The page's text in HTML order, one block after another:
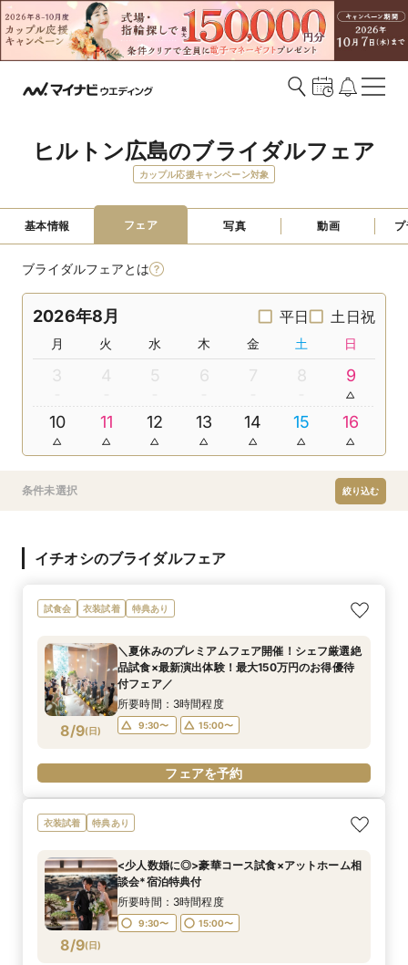
ヒルトン広島のブライダルフェア
カップル応援キャンペーン対象
基本情報 フェア 写真 動画
ブライダルフェアとは
2026年8月 平日 土日祝
月 火 水 木 金 土 日
3 4 5 6 7 8 9
10 11 12 13 14 15 16
条件未選択 絞り込む
イチオシのブライダルフェア
試食会 衣装試着 特典あり
8/9(日)
＼夏休みのプレミアムフェア開催！シェフ厳選絶
品試食×最新演出体験！最大150万円のお得優待
付フェア／
所要時間：3時間程度
9:30〜 15:00〜
フェアを予約
衣装試着 特典あり
8/9(日)
<少人数婚に◎>豪華コース試食×アットホーム相
談会*宿泊特典付
所要時間：3時間程度
9:30〜 15:00〜